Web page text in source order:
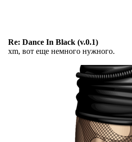
Re: Dance In Black (v.0.1)
xm, вот еще немного нужного.